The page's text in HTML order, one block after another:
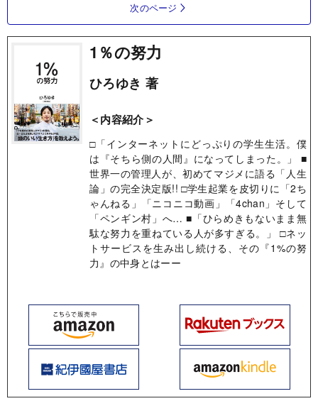
次のページ
1％の努力
ひろゆき 著
＜内容紹介＞
□「インターネットにどっぷりの学生生活。僕
は『そちら側の人間』になってしまった。」 ■
世界一の管理人が、初めてマジメに語る「人生
論」の完全決定版!! □学生起業を皮切りに「2ち
ゃんねる」「ニコニコ動画」「4chan」そして
「ペンギン村」へ… ■「ひらめきもないまま無
駄な努力を重ねている人が多すぎる。」 □ネッ
トサービスを生み出し続ける、その『1%の努
力』の中身とはーー